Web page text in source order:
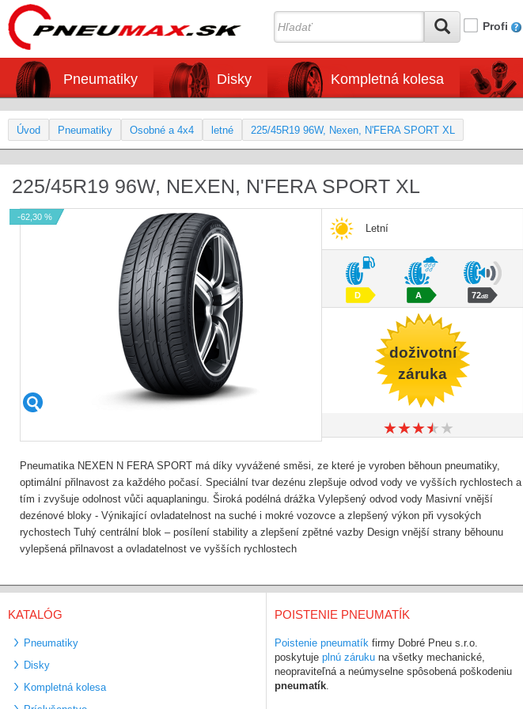
Profi
Pneumatiky Disky Kompletná kolesa
Úvod Pneumatiky Osobné a 4x4 letné 225/45R19 96W, Nexen, N'FERA SPORT XL
225/45R19 96W, NEXEN, N'FERA SPORT XL
-62,30 %
Letní
D A 72dB
doživotní
záruka
★★★★★
★★★★★
Pneumatika NEXEN N FERA SPORT má díky vyvážené směsi, ze které je vyroben běhoun pneumatiky,
optimální přilnavost za každého počasí. Speciální tvar dezénu zlepšuje odvod vody ve vyšších rychlostech a
tím i zvyšuje odolnost vůči aquaplaningu. Široká podélná drážka Vylepšený odvod vody Masivní vnější
dezénové bloky - Výnikající ovladatelnost na suché i mokré vozovce a zlepšený výkon při vysokých
rychostech Tuhý centrální blok – posílení stability a zlepšení zpětné vazby Design vnější strany běhounu
vylepšená přilnavost a ovladatelnost ve vyšších rychlostech
KATALÓG
Pneumatiky
Disky
Kompletná kolesa
POISTENIE PNEUMATÍK
Poistenie pneumatík firmy Dobré Pneu s.r.o.
poskytuje plnú záruku na všetky mechanické,
neopraviteľná a neúmyselne spôsobená poškodeniu
pneumatík.